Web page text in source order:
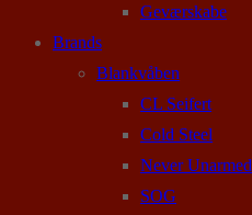
Geværskabe
Brands
Blankvåben
CL Seifert
Cold Steel
Never Unarmed
SOG